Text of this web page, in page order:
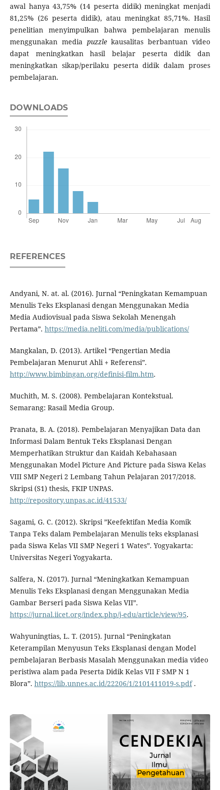
awal hanya 43,75% (14 peserta didik) meningkat menjadi
81,25% (26 peserta didik), atau meningkat 85,71%. Hasil
penelitian menyimpulkan bahwa pembelajaran menulis
menggunakan media puzzlekausalitas berbantuan video
dapat meningkatkan hasil belajar peserta didik dan
meningkatkan sikap/perilaku peserta didik dalam proses
pembelajaran.
DOWNLOADS
REFERENCES
Andyani, N. at. al. (2016). Jurnal “Peningkatan Kemampuan
Menulis Teks Eksplanasi dengan Menggunakan Media
Media Audiovisual pada Siswa Sekolah Menengah
Pertama”. https://media.neliti.com/media/publications/
Mangkalan, D. (2013). Artikel “Pengertian Media
Pembelajaran Menurut Ahli + Referensi”.
http://www.bimbingan.org/definisi-film.htm.
Muchith, M. S. (2008). Pembelajaran Kontekstual.
Semarang: Rasail Media Group.
Pranata, B. A. (2018). Pembelajaran Menyajikan Data dan
Informasi Dalam Bentuk Teks Eksplanasi Dengan
Memperhatikan Struktur dan Kaidah Kebahasaan
Menggunakan Model Picture And Picture pada Siswa Kelas
VIII SMP Negeri 2 Lembang Tahun Pelajaran 2017/2018.
Skripsi (S1) thesis, FKIP UNPAS.
http://repository.unpas.ac.id/41533/
Sagami, G. C. (2012). Skripsi ”Keefektifan Media Komik
Tanpa Teks dalam Pembelajaran Menulis teks eksplanasi
pada Siswa Kelas VII SMP Negeri 1 Wates”. Yogyakarta:
Universitas Negeri Yogyakarta.
Salfera, N. (2017). Jurnal “Meningkatkan Kemampuan
Menulis Teks Eksplanasi dengan Menggunakan Media
Gambar Berseri pada Siswa Kelas VII”.
https://jurnal.iicet.org/index.php/j-edu/article/view/95.
Wahyuningtias, L. T. (2015). Jurnal “Peningkatan
Keterampilan Menyusun Teks Eksplanasi dengan Model
pembelajaran Berbasis Masalah Menggunakan media video
peristiwa alam pada Peserta Didik Kelas VII F SMP N 1
Blora”. https://lib.unnes.ac.id/22206/1/2101411019-s.pdf.